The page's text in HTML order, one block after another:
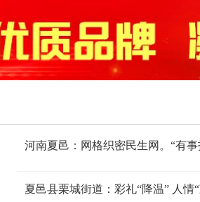
河南夏邑：网格织密民生网。“有
夏邑县栗城街道：彩礼“降温” 人情